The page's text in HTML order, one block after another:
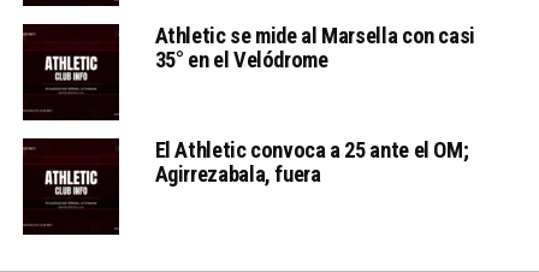
Athletic se mide al Marsella con casi
35° en el Velódrome
El Athletic convoca a 25 ante el OM;
Agirrezabala, fuera